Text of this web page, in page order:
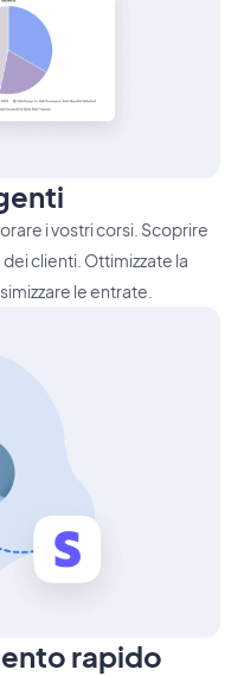
i vostri corsi. Scoprire
clienti. Ottimizzate la
le entrate.
rapido